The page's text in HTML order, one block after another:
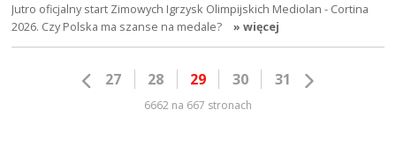
Jutro oficjalny start Zimowych Igrzysk Olimpijskich Mediolan - Cortina
2026. Czy Polska ma szanse na medale?
» więcej
27 28 29 30 31
6662 na 667 stronach